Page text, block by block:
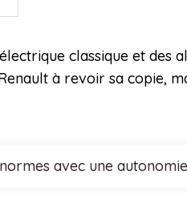
classique et des
à revoir sa copie,
avec une